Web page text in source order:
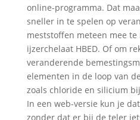
online-programma. Dat
sneller in te spelen op
meststoffen meteen mee
ijzerchelaat HBED. Of om
veranderende
elementen in de loop van
zoals chloride en silicium
In een web-versie kun je
zonder dat er bij de teler